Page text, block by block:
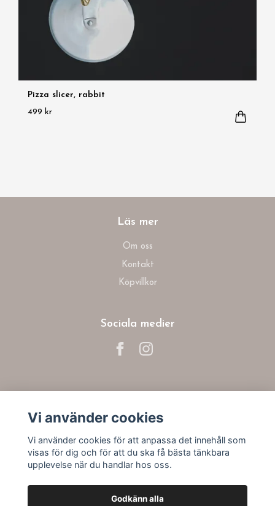
Pizza slicer, rabbit
499 kr
Läs mer
Om oss
Kontakt
Köpvillkor
Sociala medier
Vi använder cookies
Vi använder cookies för att anpassa det innehåll som
visas för dig och för att du ska få bästa tänkbara
upplevelse när du handlar hos oss.
Godkänn alla